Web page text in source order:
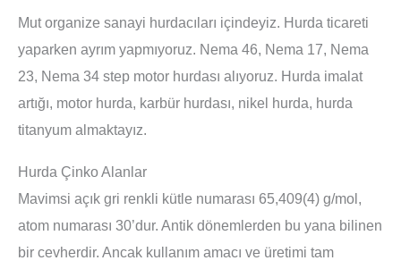
Mut organize sanayi hurdacıları içindeyiz. Hurda ticareti
yaparken ayrım yapmıyoruz. Nema 46, Nema 17, Nema
23, Nema 34 step motor hurdası alıyoruz. Hurda imalat
artığı, motor hurda, karbür hurdası, nikel hurda, hurda
titanyum almaktayız.
Hurda Çinko Alanlar
Mavimsi açık gri renkli kütle numarası 65,409(4) g/mol,
atom numarası 30’dur. Antik dönemlerden bu yana bilinen
bir cevherdir. Ancak kullanım amacı ve üretimi tam